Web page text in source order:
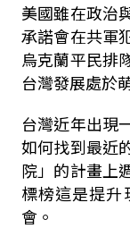
美國雖在政治
承諾會在共軍
烏克蘭平民排
台灣發展處於
台灣近年出現
如何找到最近
院」的計畫上
標榜這是提升
會。